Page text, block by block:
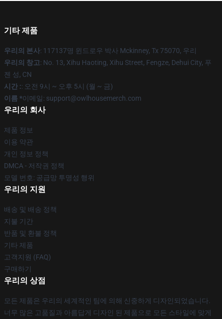
기타 제품
우리의 본사: 117137명 윈드로우 박사 Mckinney, Tx 75070, 우리
우리의 창고: No. 13, Xihu Haoting, Xihu Street, Fengze, Dehui City, 푸
젠 성, CN
시간 :: 오전 9시 ~ 오후 5시 (월 ~ 금)
이름 *이메일: support@owlhousemerch.com
우리의 회사
제품 정보
이용 약관
개인 정보 정책
DMCA - 저작권 정책
모델 번호: 공급망 투명성 행위
우리의 지원
배송 및 배송 정책
지불 기간
반품 및 환불 정책
기타 제품
고객지원 (FAQ)
구매하기
우리의 상점
모든 제품은 우리의 세계적인 팀에 의해 신중하게 디자인되었습니다.
너무 많은 고품질과 아름답게 디자인 된 제품으로 모든 스타일에 맞게